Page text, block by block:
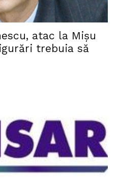
atac la Mişu
trebuia să